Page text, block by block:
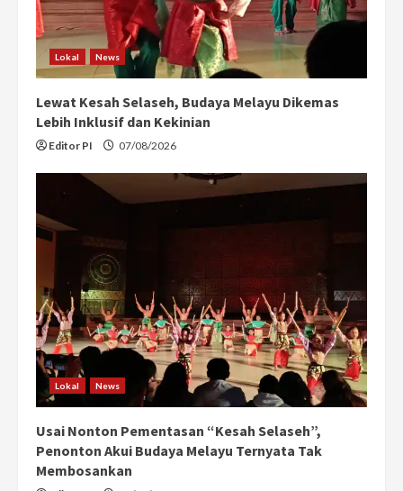
Lokal News
Lewat Kesah Selaseh, Budaya Melayu Dikemas
Lebih Inklusif dan Kekinian
Editor PI 07/08/2026
Lokal News
Usai Nonton Pementasan “Kesah Selaseh”,
Penonton Akui Budaya Melayu Ternyata Tak
Membosankan